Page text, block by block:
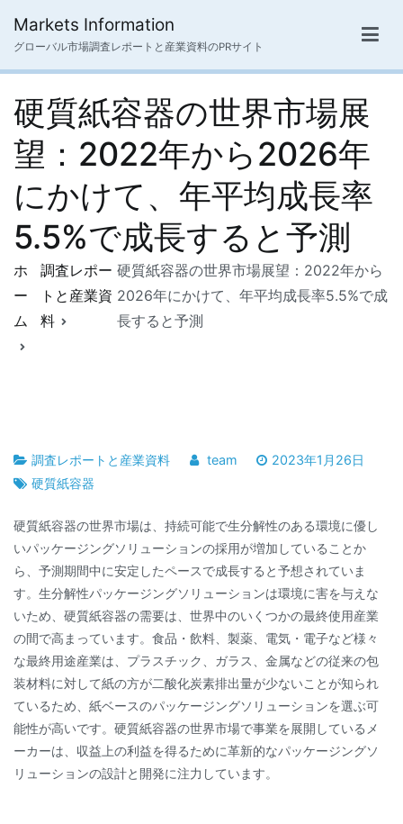
ス
Markets Information
グローバル市場調査レポートと産業資料のPRサイト
硬質紙容器の世界市場展
望：2022年から2026年
にかけて、年平均成長率
5.5%で成長すると予測
ホ
ー
ム
調査レポー
トと産業資
料
硬質紙容器の世界市場展望：2022年から
2026年にかけて、年平均成長率5.5%で成
長すると予測
調査レポートと産業資料 team
2023年1月26日
硬質紙容器
硬質紙容器の世界市場は、持続可能で生分解性のある環境に優し
いパッケージングソリューションの採用が増加していることか
ら、予測期間中に安定したペースで成長すると予想されていま
す。生分解性パッケージングソリューションは環境に害を与えな
いため、硬質紙容器の需要は、世界中のいくつかの最終使用産業
の間で高まっています。食品・飲料、製薬、電気・電子など様々
な最終用途産業は、プラスチック、ガラス、金属などの従来の包
装材料に対して紙の方が二酸化炭素排出量が少ないことが知られ
ているため、紙ベースのパッケージングソリューションを選ぶ可
能性が高いです。硬質紙容器の世界市場で事業を展開しているメ
ーカーは、収益上の利益を得るために革新的なパッケージングソ
リューションの設計と開発に注力しています。